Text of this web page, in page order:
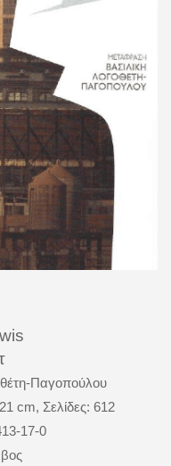
Παγοπούλου
21 cm, Σελίδες: 612
17-0